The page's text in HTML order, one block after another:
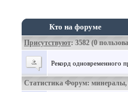
Кто на форуме
Присутствуют: 3582 (0
Рекорд одновременного
Статистика Форум: минералы,